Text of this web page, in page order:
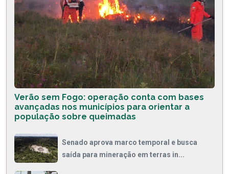
Verão sem Fogo: operação conta com bases
avançadas nos municípios para orientar a
população sobre queimadas
Senado aprova marco temporal e busca
saída para mineração em terras in...